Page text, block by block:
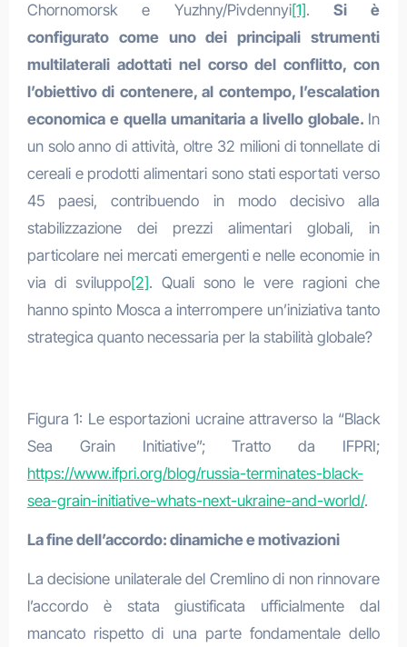
Chornomorsk e Yuzhny/Pivdennyi[1].Si è
configurato come uno dei principali strumenti
multilaterali adottati nel corso del conflitto, con
l’obiettivo di contenere, al contempo, l’escalation
economica e quella umanitaria a livello globale. In
un solo anno di attività, oltre 32 milioni di tonnellate di
cereali e prodotti alimentari sono stati esportati verso
45 paesi, contribuendo in modo decisivo alla
stabilizzazione dei prezzi alimentari globali, in
particolare nei mercati emergenti e nelle economie in
via di sviluppo[2]. Quali sono le vere ragioni che
hanno spinto Mosca a interrompere un’iniziativa tanto
strategica quanto necessaria per la stabilità globale?
Figura 1: Le esportazioni ucraine attraverso la “Black
Sea Grain Initiative”; Tratto da IFPRI;
https://www.ifpri.org/blog/russia-terminates-black-
sea-grain-initiative-whats-next-ukraine-and-world/.
La fine dell’accordo: dinamiche e motivazioni
La decisione unilaterale del Cremlino di non rinnovare
l’accordo è stata giustificata ufficialmente dal
mancato rispetto di una parte fondamentale dello